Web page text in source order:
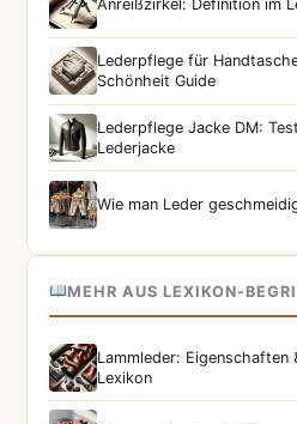
Anreißzirkel: Definition im
Lederpflege für
Schönheit Guide
Lederpflege Jacke DM:
Lederjacke
Wie man Leder
MEHR AUS LEXIKON-
Lammleder: Eigenschaften
Lexikon